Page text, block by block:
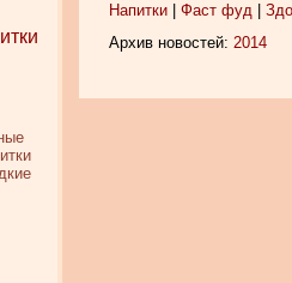
Напитки Фаст фуд
Архив новостей: 2014